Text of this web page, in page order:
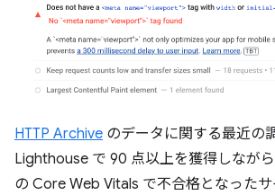
HTTP Archive のデータに関する最近の
Lighthouse で 90 点以上を獲得しなが
の Core Web Vitals で不合格となった